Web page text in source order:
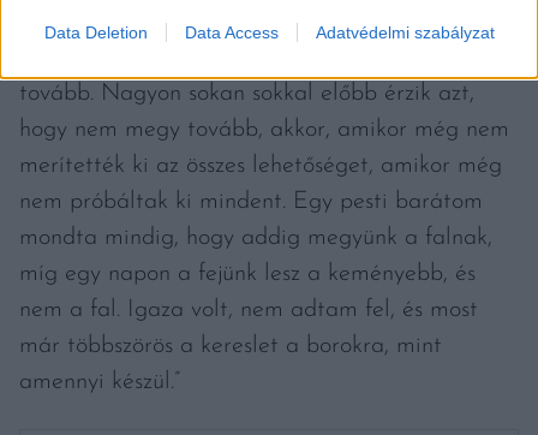
Data Deletion Data Access Adatvédelmi szabályzat
“A Gondviselésben mindig hittem és nehezen
tovább. Nagyon sokan sokkal előbb érzik azt,
hogy nem megy tovább, akkor, amikor még nem
merítették ki az összes lehetőséget, amikor még
nem próbáltak ki mindent. Egy pesti barátom
mondta mindig, hogy addig megyünk a falnak,
míg egy napon a fejünk lesz a keményebb, és
nem a fal. Igaza volt, nem adtam fel, és most
már többszörös a kereslet a borokra, mint
amennyi készül.”